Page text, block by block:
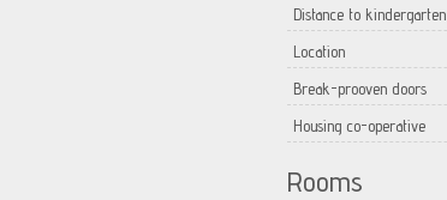
Distance to kindergarten
Location
Break-prooven doors
Housing co-operative
Rooms